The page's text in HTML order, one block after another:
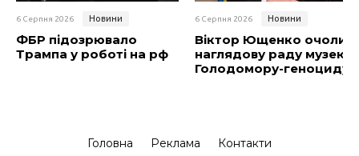
6 Серпня 2026 Новини
ФБР підозрювало
Трампа у роботі на рф
6 Серпня 2026 Новини
Віктор Ющенко очолив
наглядову раду музею
Голодомору-геноциду
Головна Реклама Контакти